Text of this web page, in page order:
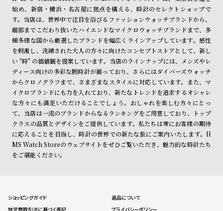
始め、新宿・横浜・名古屋に拠点を構える、時計のセレクトショップで
す。当店は、世界中で注目を浴びるファッションウォッチブランドから、
細部までこだわり抜いたハイエンドなマイクロウォッチブランドまで、多
種多様な国から厳選したブランドを幅広くラインアップしています。感性
を刺激し、洗練された大人の方々に向けたコンセプトストアとして、新し
い "時" の価値観を提案しています。当店のラインナップには、メンズやレ
ディース向けの多彩な腕時計が揃っており、さらにはダイバーズウォッチ
からクロノグラフまで、さまざまなスタイルに対応しています。また、マ
イクロブランドにも力を入れており、新たなトレンドを追求するオシャレ
な方々にも満足いただけることでしょう。おしゃれを楽しむ方々にとっ
て、当店は一流のブランドからなるランキングをご用意しており、トップ
クラスの品質とデザインをご提供しています。私たちは常にお客様の期待
に応えることを目指し、時計の世界での新たな旅にご案内いたします。H
MS Watch Storeのウェブサイトをぜひご覧いただき、魅力的な時計たち
をご堪能ください。
ショッピングガイド
返品について
特定商取引法に基づく表記
プライバシーポリシー